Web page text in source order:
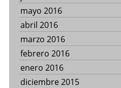
mayo 2016
abril 2016
marzo 2016
febrero 2016
enero 2016
diciembre 2015